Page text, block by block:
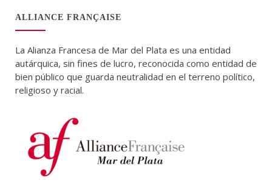
ALLIANCE FRANÇAISE
La Alianza Francesa de Mar del Plata es una entidad
autárquica, sin fines de lucro, reconocida como entidad de
bien público que guarda neutralidad en el terreno político,
religioso y racial.